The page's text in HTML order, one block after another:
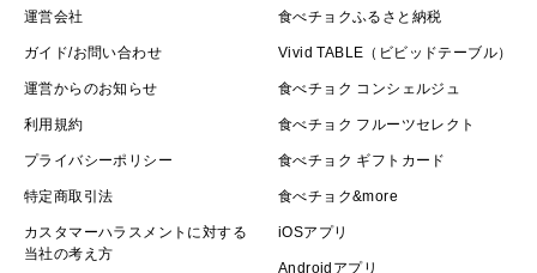
運営会社
ガイド/お問い合わせ
運営からのお知らせ
利用規約
プライバシーポリシー
特定商取引法
カスタマーハラスメントに対する
当社の考え方
食べチョクふるさと納税
Vivid TABLE（ビビッドテーブル）
食べチョク コンシェルジュ
食べチョク フルーツセレクト
食べチョク ギフトカード
食べチョク&more
iOSアプリ
Androidアプリ